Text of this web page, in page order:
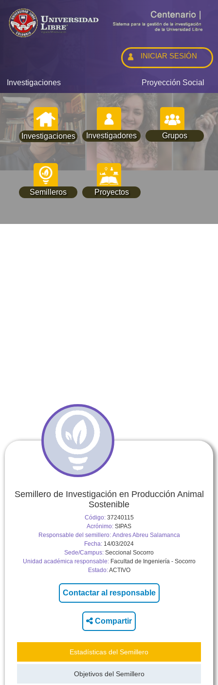
Investigaciones Proyección Social
Investigaciones Investigadores Grupos
Semilleros Proyectos
INICIAR SESIÓN
Semillero de Investigación en Producción Animal
Sostenible
Código:37240115
Acrónimo: SIPAS
Responsable del semillero: Andres Abreu Salamanca
Fecha: 14/03/2024
Sede/Campus: Seccional Socorro
Unidad académica responsable:Facultad de Ingeniería - Socorro
Estado:ACTIVO
Compartir
Estadísticas del Semillero
Objetivos del Semillero